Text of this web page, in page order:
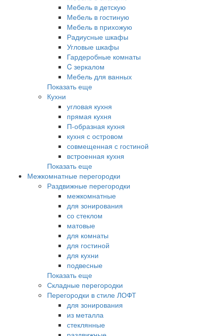
Мебель в детскую
Мебель в гостиную
Мебель в прихожую
Радиусные шкафы
Угловые шкафы
Гардеробные комнаты
C зеркалом
Мебель для ванных
Показать еще
Кухни
угловая кухня
прямая кухня
П-образная кухня
кухня с островом
совмещенная с гостиной
встроенная кухня
Показать еще
Межкомнатные перегородки
Раздвижные перегородки
межкомнатные
для зонирования
со стеклом
матовые
для комнаты
для гостиной
для кухни
подвесные
Показать еще
Складные перегородки
Перегородки в стиле ЛОФТ
для зонирования
из металла
стеклянные